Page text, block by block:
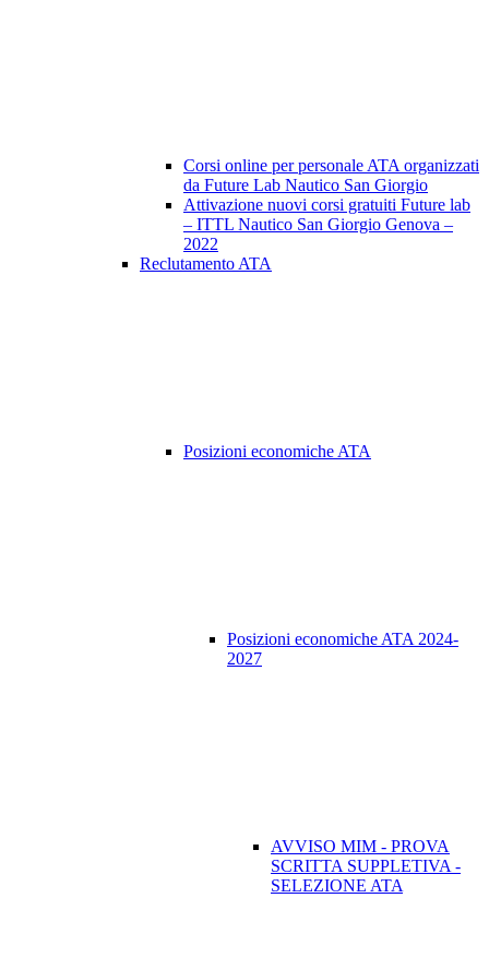
Corsi online per personale ATA organizzati
da Future Lab Nautico San Giorgio
Attivazione nuovi corsi gratuiti Future lab
– ITTL Nautico San Giorgio Genova –
2022
Reclutamento ATA
Posizioni economiche ATA
Posizioni economiche ATA 2024-
2027
AVVISO MIM - PROVA
SCRITTA SUPPLETIVA -
SELEZIONE ATA